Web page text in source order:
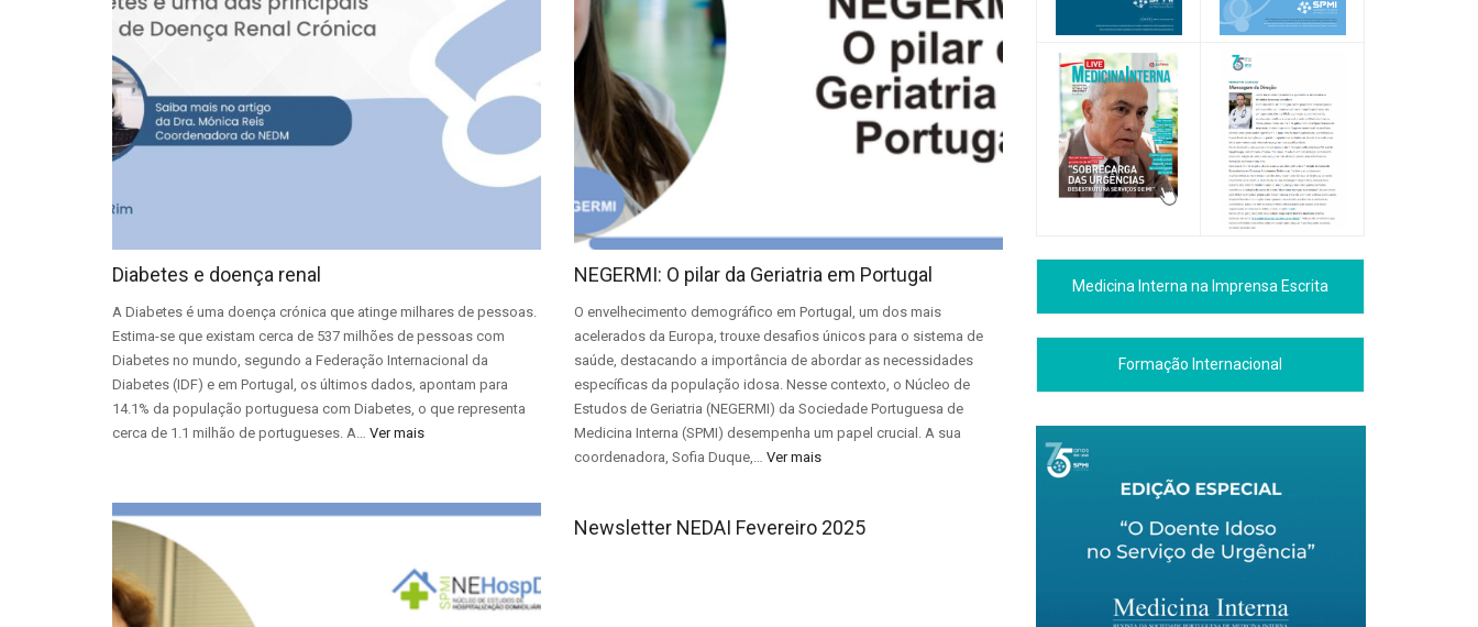
Diabetes e doença renal
A Diabetes é uma doença crónica que atinge milhares de pessoas.
Estima-se que existam cerca de 537 milhões de pessoas com
Diabetes no mundo, segundo a Federação Internacional da
Diabetes (IDF) e em Portugal, os últimos dados, apontam para
14.1% da população portuguesa com Diabetes, o que representa
cerca de 1.1 milhão de portugueses. A… Ver mais
NEGERMI: O pilar da Geriatria em Portugal
O envelhecimento demográfico em Portugal, um dos mais
acelerados da Europa, trouxe desafios únicos para o sistema de
saúde, destacando a importância de abordar as necessidades
específicas da população idosa. Nesse contexto, o Núcleo de
Estudos de Geriatria (NEGERMI) da Sociedade Portuguesa de
Medicina Interna (SPMI) desempenha um papel crucial. A sua
coordenadora, Sofia Duque,…Ver mais
Newsletter NEDAI Fevereiro 2025
Medicina Interna na Imprensa Escrita
Formação Internacional